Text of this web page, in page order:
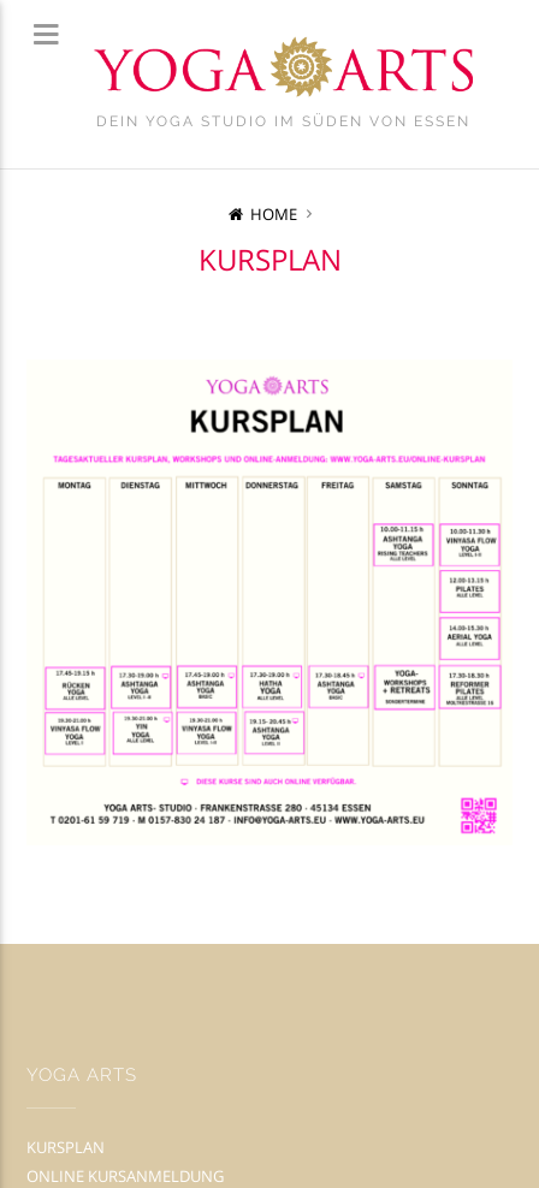
DEIN YOGA STUDIO IM SÜDEN VON ESSEN
HOME
KURSPLAN
YOGA ARTS
KURSPLAN
ONLINE KURSANMELDUNG